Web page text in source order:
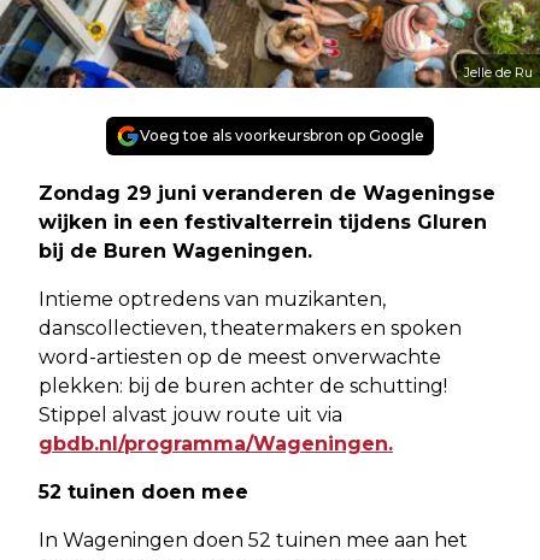
Jelle de Ru
Voeg toe als voorkeursbron op Google
Zondag 29 juni veranderen de Wageningse
wijken in een festivalterrein tijdens Gluren
bij de Buren Wageningen.
Intieme optredens van muzikanten,
danscollectieven, theatermakers en spoken
word-artiesten op de meest onverwachte
plekken: bij de buren achter de schutting!
Stippel alvast jouw route uit via
gbdb.nl/programma/Wageningen.
52 tuinen doen mee
In Wageningen doen 52 tuinen mee aan het